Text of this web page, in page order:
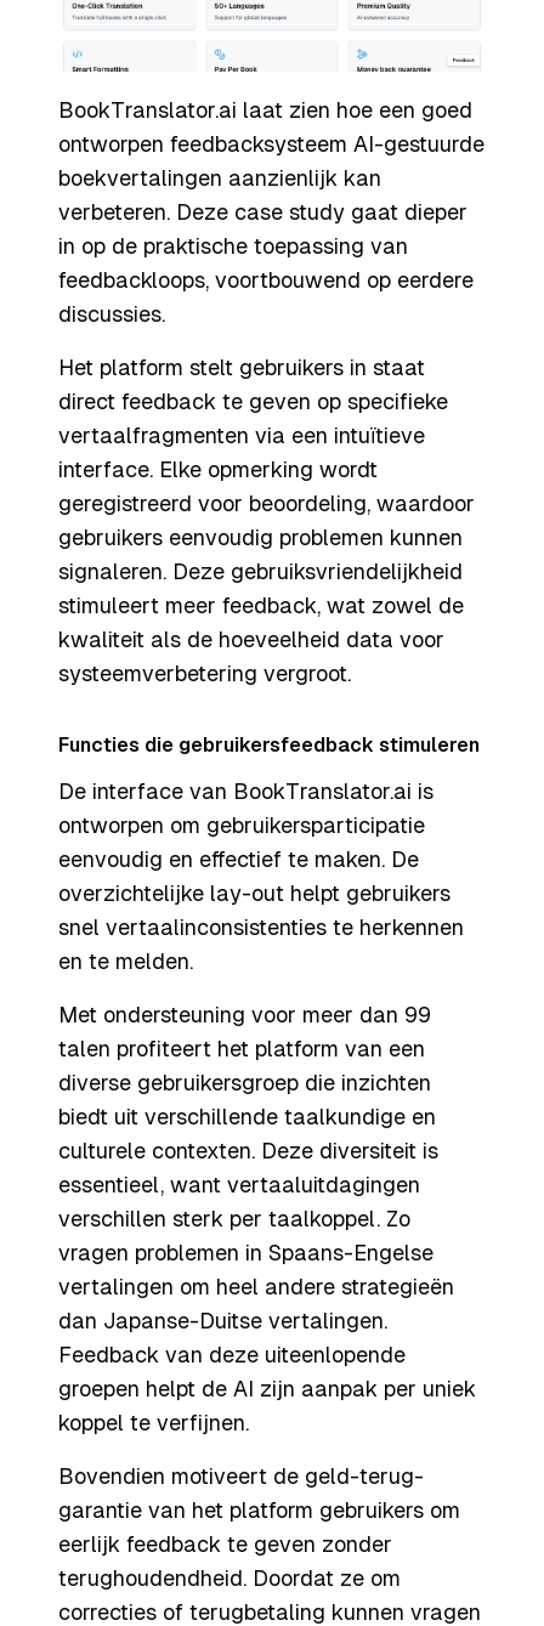
BookTranslator.ai laat zien hoe een goed
ontworpen feedbacksysteem AI-gestuurde
boekvertalingen aanzienlijk kan
verbeteren. Deze case study gaat dieper
in op de praktische toepassing van
feedbackloops, voortbouwend op eerdere
discussies.
Het platform stelt gebruikers in staat
direct feedback te geven op specifieke
vertaalfragmenten via een intuïtieve
interface. Elke opmerking wordt
geregistreerd voor beoordeling, waardoor
gebruikers eenvoudig problemen kunnen
signaleren. Deze gebruiksvriendelijkheid
stimuleert meer feedback, wat zowel de
kwaliteit als de hoeveelheid data voor
systeemverbetering vergroot.
Functies die gebruikersfeedback stimuleren
De interface van BookTranslator.ai is
ontworpen om gebruikersparticipatie
eenvoudig en effectief te maken. De
overzichtelijke lay-out helpt gebruikers
snel vertaalinconsistenties te herkennen
en te melden.
Met ondersteuning voor meer dan 99
talen profiteert het platform van een
diverse gebruikersgroep die inzichten
biedt uit verschillende taalkundige en
culturele contexten. Deze diversiteit is
essentieel, want vertaaluitdagingen
verschillen sterk per taalkoppel. Zo
vragen problemen in Spaans-Engelse
vertalingen om heel andere strategieën
dan Japanse-Duitse vertalingen.
Feedback van deze uiteenlopende
groepen helpt de AI zijn aanpak per uniek
koppel te verfijnen.
Bovendien motiveert de geld-terug-
garantie van het platform gebruikers om
eerlijk feedback te geven zonder
terughoudendheid. Doordat ze om
correcties of terugbetaling kunnen vragen